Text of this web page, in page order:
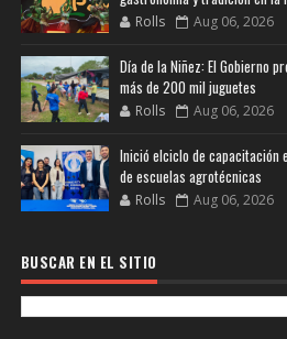
Rolls Aug 06, 2026
Día de la Niñez: El Gobierno
más de 200 mil juguetes
Rolls Aug 06, 2026
Inició elciclo de capacitación
de escuelas agrotécnicas
Rolls Aug 06, 2026
BUSCAR EN EL SITIO